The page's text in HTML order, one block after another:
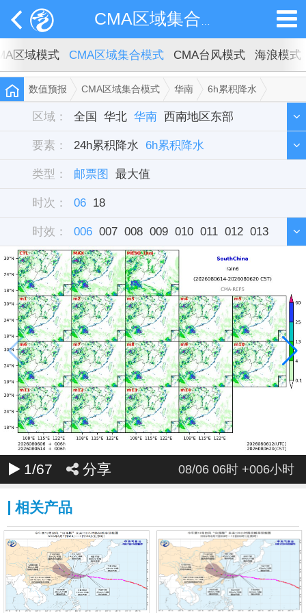
区域模式 CMA区域集合模式 CMA台风模式 海浪模式
数值预报 CMA区域集合模式 华南 6h累积降水
邮票图
区域： 全国 华北 华南 西南地区东部
西北地区东部 东北 华中
华东
要素： 24h累积降水 6h累积降水
雷达组合反射率
类型： 邮票图 最大值
时次： 06 18
时效： 006 007 008 009 010 011 012 013
014 015 016 017 018 019 020
022 023 024 025 026 028
030 031 032 033 034 035 036 037
038 039 040 041 042 043 044 045
046 047 048 049 050 051 052 053
054 055 056 057 058 059 060
062 063 064 065 066 067 068
070 071
1/67 分享 08/06 06时 +006小时
相关产品